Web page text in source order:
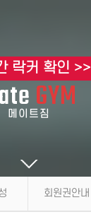
락커 확인 >>
GYM
메이트짐
회원권안내